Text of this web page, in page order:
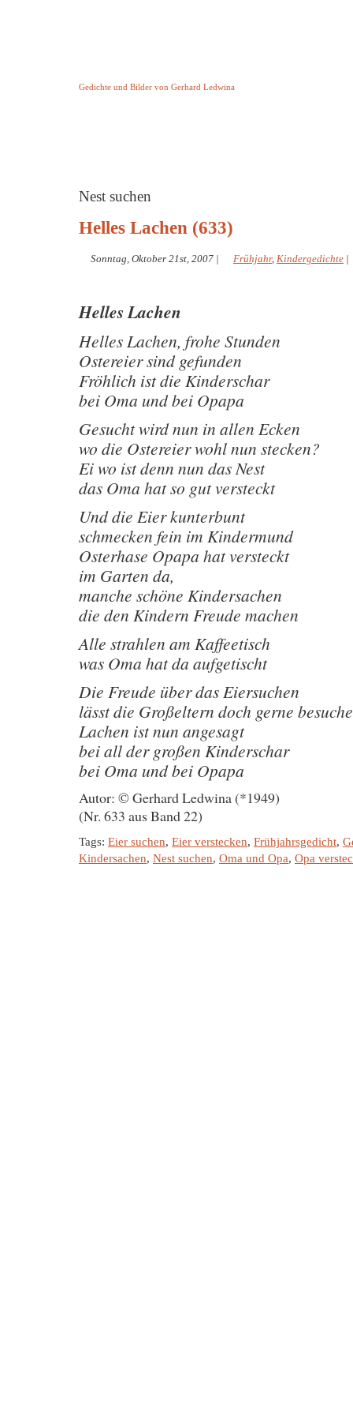
Gedichte und Bilder von Gerhard Ledwina
Nest suchen
Helles Lachen (633)
Sonntag, Oktober 21st, 2007 | Frühjahr, Kindergedichte |
Helles Lachen
Helles Lachen, frohe Stunden
Ostereier sind gefunden
Fröhlich ist die Kinderschar
bei Oma und bei Opapa
Gesucht wird nun in allen Ecken
wo die Ostereier wohl nun stecken?
Ei wo ist denn nun das Nest
das Oma hat so gut versteckt
Und die Eier kunterbunt
schmecken fein im Kindermund
Osterhase Opapa hat versteckt
im Garten da,
manche schöne Kindersachen
die den Kindern Freude machen
Alle strahlen am Kaffeetisch
was Oma hat da aufgetischt
Die Freude über das Eiersuchen
lässt die Großeltern doch gerne
Lachen ist nun angesagt
bei all der großen Kinderschar
bei Oma und bei Opapa
Autor: © Gerhard Ledwina (*1949)
(Nr. 633 aus Band 22)
Tags: Eier suchen, Eier verstecken, Frühjahrsgedicht,
Kindersachen, Nest suchen, Oma und Opa, Opa